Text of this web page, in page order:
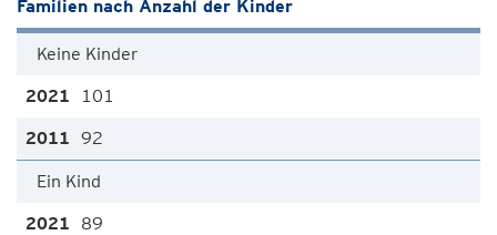
Familien nach Anzahl der Kinder
Keine Kinder
101
92
Ein Kind
89